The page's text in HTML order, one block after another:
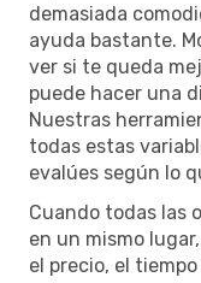
demasiada
ayuda bastante.
ver si te queda
puede hacer una
Nuestras
todas estas
evalúes según lo
Cuando todas las
en un mismo
el precio, el